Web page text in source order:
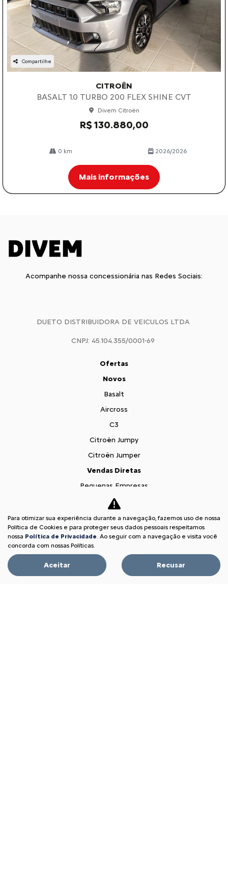
Compartilhe
CITROËN
BASALT 1.0 TURBO 200 FLEX SHINE CVT
Divem Citroën
R$ 130.880,00
0 km 2026/2026
Mais informações
Acompanhe nossa concessionária nas Redes Sociais:
DUETO DISTRIBUIDORA DE VEICULOS LTDA
CNPJ: 45.104.355/0001-69
Ofertas
Novos
Basalt
Aircross
C3
Citroën Jumpy
Citroën Jumper
Vendas Diretas
Pequenas Empresas
Profissionais autônomos
Convênio
Veículos diplomáticos
Carro para frota
Locadoras
Para otimizar sua experiência durante a navegação, fazemos uso de nossa
Política de Cookies e para proteger seus dados pessoais respeitamos
nossa Política de Privacidade. Ao seguir com a navegação e visita você
concorda com nossas Políticas.
Aceitar Recusar